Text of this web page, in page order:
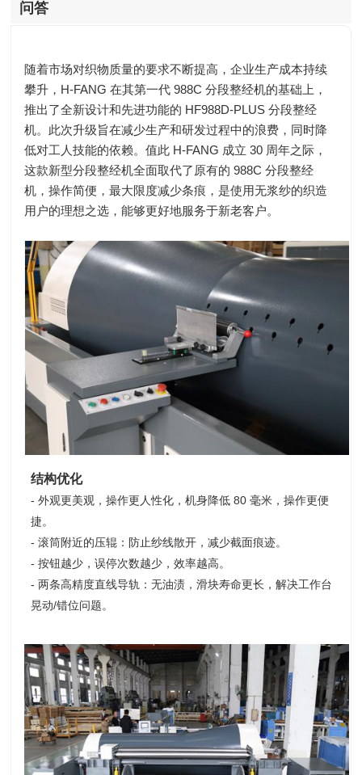
问答
随着市场对织物质量的要求不断提高，企业生产成本持续
攀升，H-FANG 在其第一代 988C 分段整经机的基础上，
推出了全新设计和先进功能的 HF988D-PLUS 分段整经
机。此次升级旨在减少生产和研发过程中的浪费，同时降
低对工人技能的依赖。值此 H-FANG 成立 30 周年之际，
这款新型分段整经机全面取代了原有的 988C 分段整经
机，操作简便，最大限度减少条痕，是使用无浆纱的织造
用户的理想之选，能够更好地服务于新老客户。
结构优化
- 外观更美观，操作更人性化，机身降低 80 毫米，操作更便
捷。
- 滚筒附近的压辊：防止纱线散开，减少截面痕迹。
- 按钮越少，误停次数越少，效率越高。
- 两条高精度直线导轨：无油渍，滑块寿命更长，解决工作台
晃动/错位问题。